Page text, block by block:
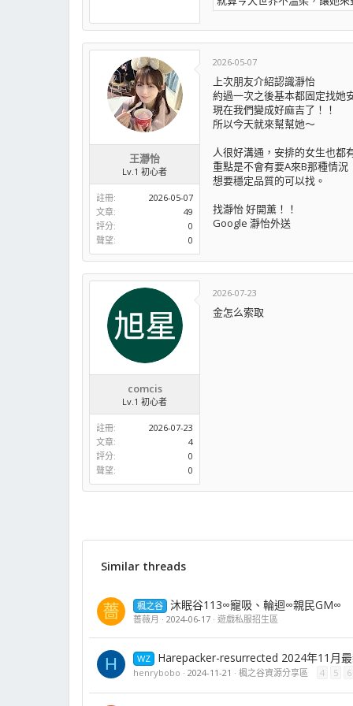
王瀞怡
Lv.1 初心者
註冊
2026-05-07
文章
49
評分
0
聲望
0
2026-05-07
上次朋友介紹認識瀞怡
約過一次之後基本都固定找她
現在我們變成好麻吉了！！
所以今天就來幫幫她～
人很好溝通，安排的女生也都
重點是不會有要A來B那種情況
想要穩定品質的可以找。
找瀞怡 好開薰！！
Google 瀞怡外送
comcis
Lv.1 初心者
註冊
2026-07-23
文章
4
評分
0
聲望
0
2026-07-23
金怎么索取
Similar threads
薔 楓之谷 沐眠谷113∞寵吸、輪迴∞親民GM∞
薔薇月 2024-06-17 遊戲私服招生區
H WZ Harepacker-resurrected 2024年11月
henrybobo 2024-11-21 楓之谷資源分享區 4 5 6